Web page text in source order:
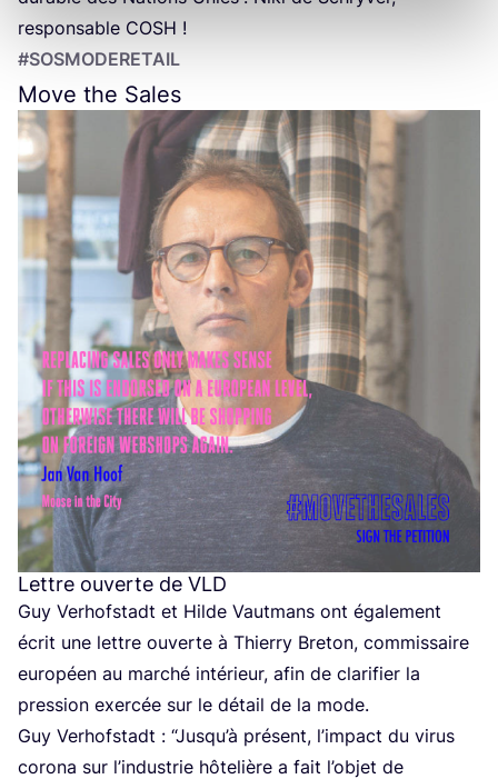
res­pon­sable COSH !
#SOS­MO­DE­RE­TAIL
Move the Sales
Lettre ouverte de VLD
Guy Verhof­stadt et Hilde Vaut­mans ont éga­le­ment
écrit une lettre ouverte à Thier­ry Bre­ton, com­mis­saire
euro­péen au mar­ché inté­rieur, afin de cla­ri­fier la
pres­sion exer­cée sur le détail de la mode.
Guy Verhof­stadt : “Jus­qu’à pré­sent, l’im­pact du virus
coro­na sur l’in­dus­trie hôte­lière a fait l’ob­jet de